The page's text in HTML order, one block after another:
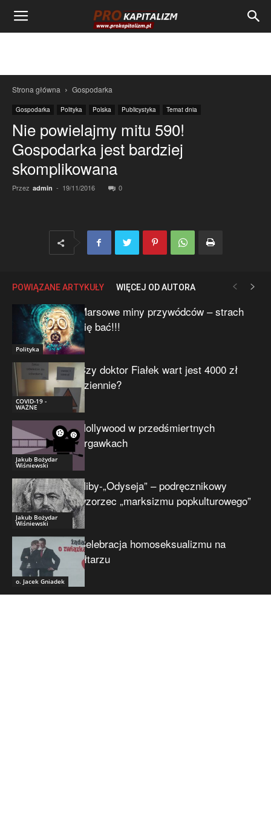
Strona główna Gospodarka
Gospodarka Polityka Polska Publicystyka Temat dnia
Nie powielajmy mitu 590!
Gospodarka jest bardziej
skomplikowana
Przez admin - 19/11/2016 0
POWIĄZANE ARTYKUŁY WIĘCEJ OD AUTORA
Polityka
Marsowe miny przywódców – strach
się bać!!!
COVID-19 -
WAŻNE
Czy doktor Fiałek wart jest 4000 zł
dziennie?
Jakub Bożydar
Wiśniewski
Hollywood w przedśmiertnych
drgawkach
Jakub Bożydar
Wiśniewski
Niby-„Odyseja” – podręcznikowy
wzorzec „marksizmu popkulturowego”
o. Jacek Gniadek
Celebracja homoseksualizmu na
ołtarzu